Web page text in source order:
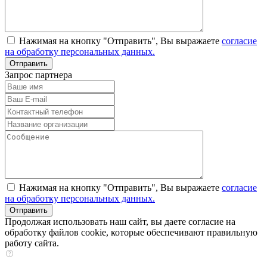
Нажимая на кнопку "Отправить", Вы выражаете согласие
на обработку персональных данных.
Запрос партнера
Нажимая на кнопку "Отправить", Вы выражаете согласие
на обработку персональных данных.
Продолжая использовать наш сайт, вы даете согласие на
обработку файлов cookie, которые обеспечивают правильную
работу сайта.